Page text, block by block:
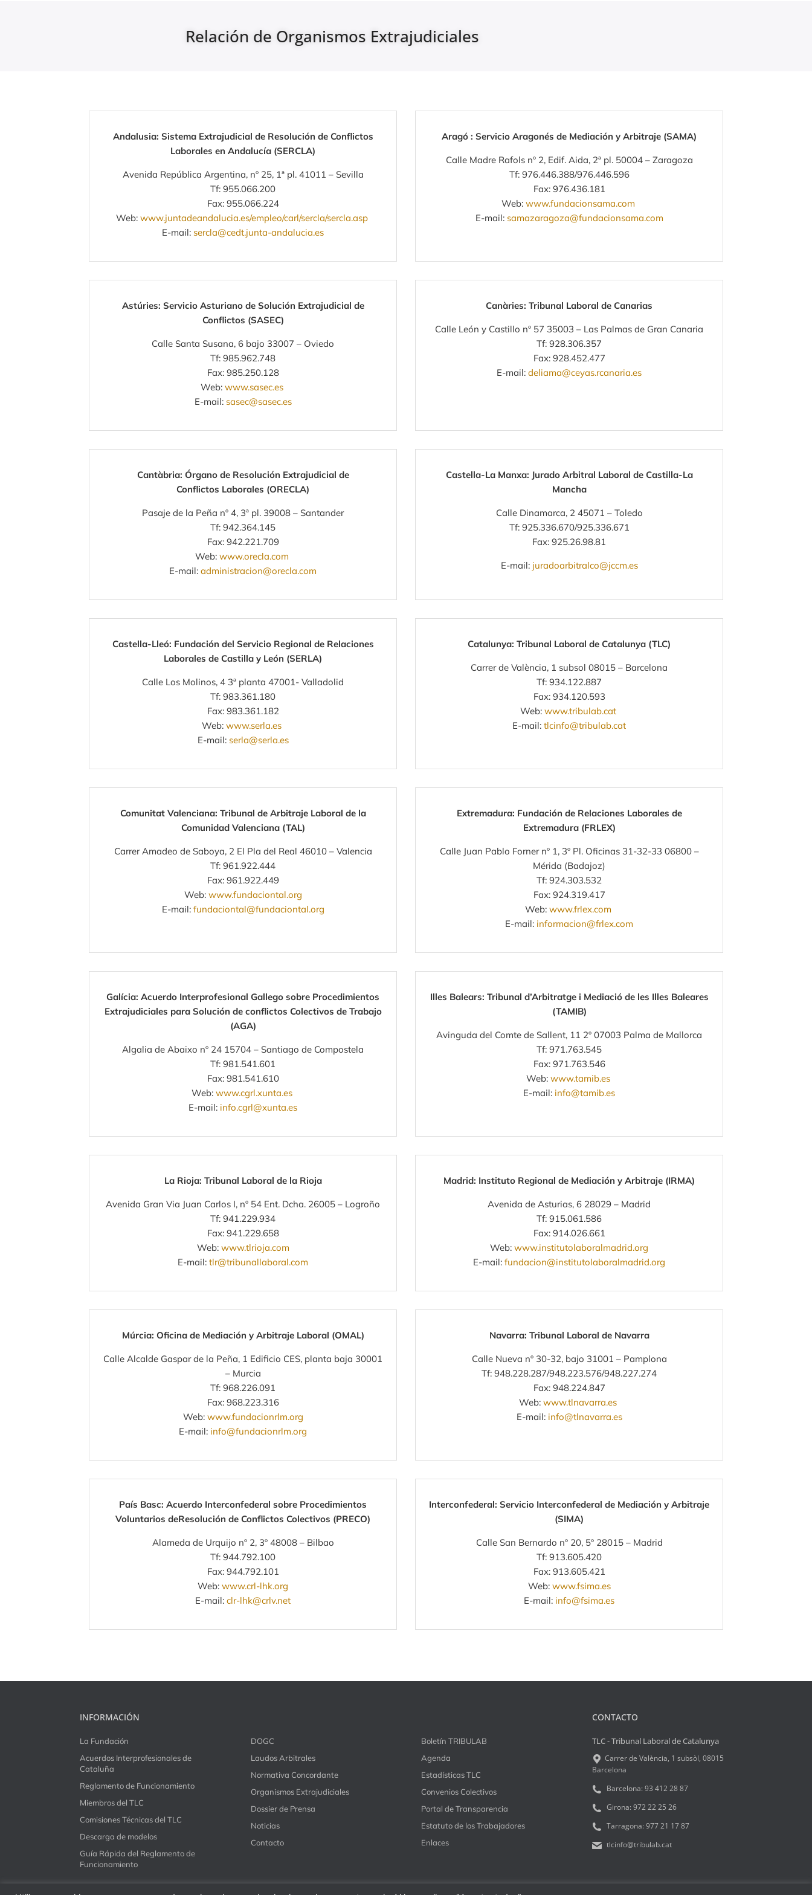
Relación de Organismos Extrajudiciales
Andalusia: Sistema Extrajudicial de Resolución de Conflictos
Laborales en Andalucía (SERCLA)
Avenida República Argentina, nº 25, 1ª pl. 41011 – Sevilla
Tf: 955.066.200
Fax: 955.066.224
Web: www.juntadeandalucia.es/empleo/carl/sercla/sercla.asp
E-mail: sercla@cedt.junta-andalucia.es
Aragó : Servicio Aragonés de Mediación y Arbitraje (SAMA)
Calle Madre Rafols nº 2, Edif. Aida, 2ª pl. 50004 – Zaragoza
Tf: 976.446.388/976.446.596
Fax: 976.436.181
Web: www.fundacionsama.com
E-mail: samazaragoza@fundacionsama.com
Astúries: Servicio Asturiano de Solución Extrajudicial de
Conflictos (SASEC)
Calle Santa Susana, 6 bajo 33007 – Oviedo
Tf: 985.962.748
Fax: 985.250.128
Web: www.sasec.es
E-mail: sasec@sasec.es
Canàries: Tribunal Laboral de Canarias
Calle León y Castillo nº 57 35003 – Las Palmas de Gran Canaria
Tf: 928.306.357
Fax: 928.452.477
E-mail: deliama@ceyas.rcanaria.es
Cantàbria: Órgano de Resolución Extrajudicial de
Conflictos Laborales (ORECLA)
Pasaje de la Peña nº 4, 3ª pl. 39008 – Santander
Tf: 942.364.145
Fax: 942.221.709
Web: www.orecla.com
E-mail: administracion@orecla.com
Castella-La Manxa: Jurado Arbitral Laboral de Castilla-La
Mancha
Calle Dinamarca, 2 45071 – Toledo
Tf: 925.336.670/925.336.671
Fax: 925.26.98.81
E-mail: juradoarbitralco@jccm.es
Castella-Lleó: Fundación del Servicio Regional de Relaciones
Laborales de Castilla y León (SERLA)
Calle Los Molinos, 4 3ª planta 47001- Valladolid
Tf: 983.361.180
Fax: 983.361.182
Web: www.serla.es
E-mail: serla@serla.es
Catalunya: Tribunal Laboral de Catalunya (TLC)
Carrer de València, 1 subsol 08015 – Barcelona
Tf: 934.122.887
Fax: 934.120.593
Web: www.tribulab.cat
E-mail: tlcinfo@tribulab.cat
Comunitat Valenciana: Tribunal de Arbitraje Laboral de la
Comunidad Valenciana (TAL)
Carrer Amadeo de Saboya, 2 El Pla del Real 46010 – Valencia
Tf: 961.922.444
Fax: 961.922.449
Web: www.fundaciontal.org
E-mail: fundaciontal@fundaciontal.org
Extremadura: Fundación de Relaciones Laborales de
Extremadura (FRLEX)
Calle Juan Pablo Forner nº 1, 3º Pl. Oficinas 31-32-33 06800 –
Mérida (Badajoz)
Tf: 924.303.532
Fax: 924.319.417
Web: www.frlex.com
E-mail: informacion@frlex.com
Galícia: Acuerdo Interprofesional Gallego sobre Procedimientos
Extrajudiciales para Solución de conflictos Colectivos de Trabajo
(AGA)
Algalia de Abaixo nº 24 15704 – Santiago de Compostela
Tf: 981.541.601
Fax: 981.541.610
Web: www.cgrl.xunta.es
E-mail: info.cgrl@xunta.es
Illes Balears: Tribunal d’Arbitratge i Mediació de les Illes Baleares
(TAMIB)
Avinguda del Comte de Sallent, 11 2º 07003 Palma de Mallorca
Tf: 971.763.545
Fax: 971.763.546
Web: www.tamib.es
E-mail: info@tamib.es
La Rioja: Tribunal Laboral de la Rioja
Avenida Gran Via Juan Carlos I, nº 54 Ent. Dcha. 26005 – Logroño
Tf: 941.229.934
Fax: 941.229.658
Web: www.tlrioja.com
E-mail: tlr@tribunallaboral.com
Madrid: Instituto Regional de Mediación y Arbitraje (IRMA)
Avenida de Asturias, 6 28029 – Madrid
Tf: 915.061.586
Fax: 914.026.661
Web: www.institutolaboralmadrid.org
E-mail: fundacion@institutolaboralmadrid.org
Múrcia: Oficina de Mediación y Arbitraje Laboral (OMAL)
Calle Alcalde Gaspar de la Peña, 1 Edificio CES, planta baja 30001
– Murcia
Tf: 968.226.091
Fax: 968.223.316
Web: www.fundacionrlm.org
E-mail: info@fundacionrlm.org
Navarra: Tribunal Laboral de Navarra
Calle Nueva nº 30-32, bajo 31001 – Pamplona
Tf: 948.228.287/948.223.576/948.227.274
Fax: 948.224.847
Web: www.tlnavarra.es
E-mail: info@tlnavarra.es
País Basc: Acuerdo Interconfederal sobre Procedimientos
Voluntarios deResolución de Conflictos Colectivos (PRECO)
Alameda de Urquijo nº 2, 3º 48008 – Bilbao
Tf: 944.792.100
Fax: 944.792.101
Web: www.crl-lhk.org
E-mail: clr-lhk@crlv.net
Interconfederal: Servicio Interconfederal de Mediación y Arbitraje
(SIMA)
Calle San Bernardo nº 20, 5º 28015 – Madrid
Tf: 913.605.420
Fax: 913.605.421
Web: www.fsima.es
E-mail: info@fsima.es
INFORMACIÓN
La Fundación
Acuerdos Interprofesionales de
Cataluña
Reglamento de Funcionamiento
Miembros del TLC
Comisiones Técnicas del TLC
Descarga de modelos
Guía Rápida del Reglamento de
Funcionamiento
DOGC
Laudos Arbitrales
Normativa Concordante
Organismos Extrajudiciales
Dossier de Prensa
Noticias
Contacto
Boletín TRIBULAB
Agenda
Estadísticas TLC
Convenios Colectivos
Portal de Transparencia
Estatuto de los Trabajadores
Enlaces
CONTACTO
TLC - Tribunal Laboral de Catalunya
Carrer de València, 1 subsòl, 08015
Barcelona
Barcelona: 93 412 28 87
Girona: 972 22 25 26
Tarragona: 977 21 17 87
tlcinfo@tribulab.cat